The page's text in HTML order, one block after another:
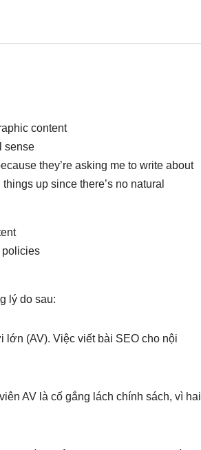
content
sense
they’re asking me to write about
up since there’s no natural
policies
lý do sau:
(AV). Việc viết bài SEO cho nội
AV là cố gắng lách chính sách, vì hai